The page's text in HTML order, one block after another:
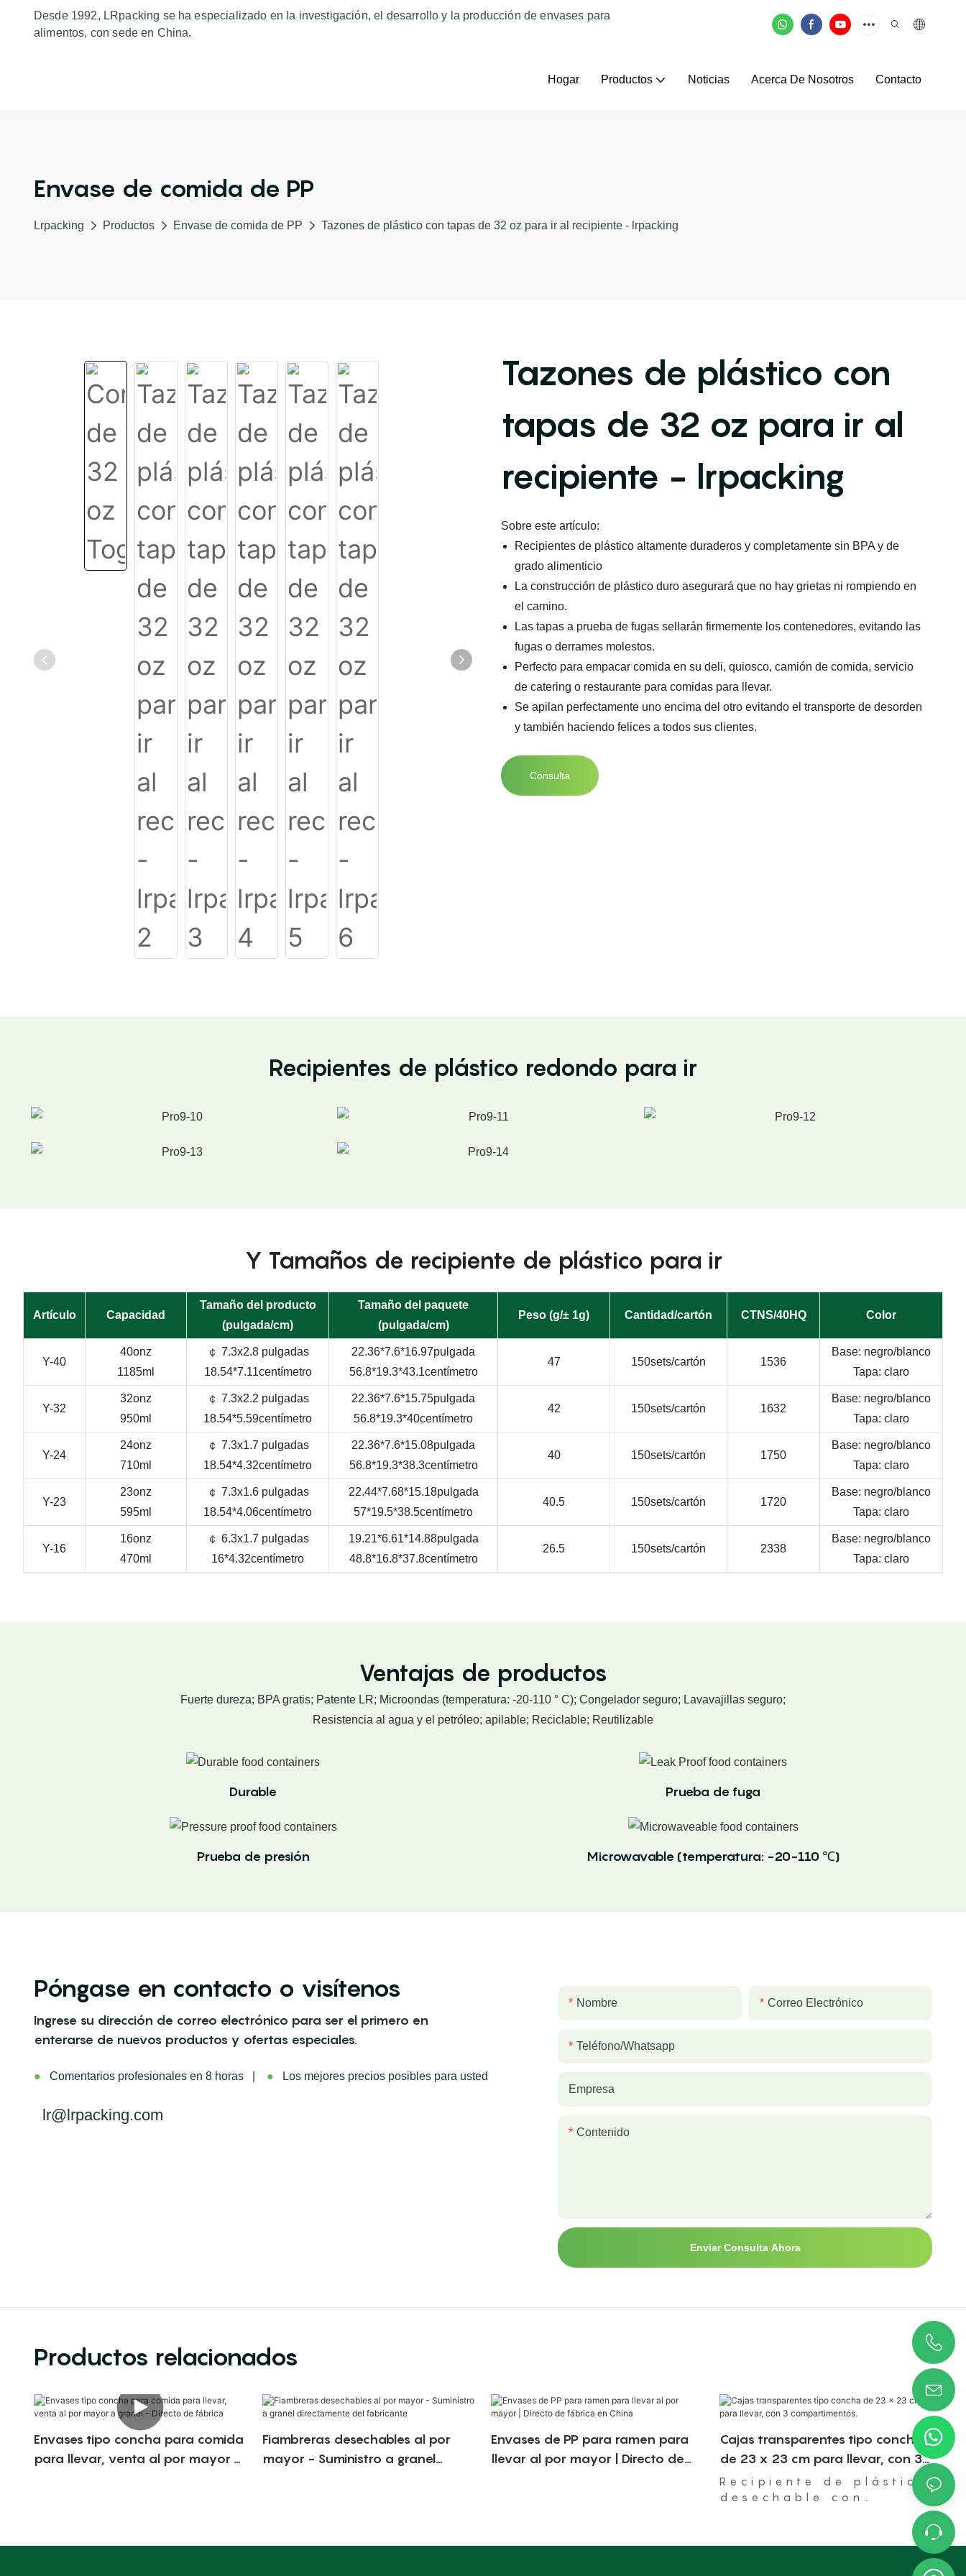
Desde 1992, LRpacking se ha especializado en la investigación, el desarrollo y la producción de envases para
alimentos, con sede en China.
Hogar Productos Noticias Acerca De Nosotros Contacto
Envase de comida de PP
Lrpacking Productos Envase de comida de PP Tazones de plástico con tapas de 32 oz para ir al recipiente - lrpacking
Tazones de plástico con
tapas de 32 oz para ir al
recipiente - lrpacking
Sobre este artículo:
Recipientes de plástico altamente duraderos y completamente sin BPA y de
grado alimenticio
La construcción de plástico duro asegurará que no hay grietas ni rompiendo en
el camino.
Las tapas a prueba de fugas sellarán firmemente los contenedores, evitando las
fugas o derrames molestos.
Perfecto para empacar comida en su deli, quiosco, camión de comida, servicio
de catering o restaurante para comidas para llevar.
Se apilan perfectamente uno encima del otro evitando el transporte de desorden
y también haciendo felices a todos sus clientes.
Consulta
Recipientes de plástico redondo para ir
Y Tamaños de recipiente de plástico para ir
Artículo Capacidad
Tamaño del producto
(pulgada/cm)
Tamaño del paquete
(pulgada/cm)
Peso (g/± 1g) Cantidad/cartón CTNS/40HQ Color
Y-40
40onz
1185ml
￠ 7.3x2.8 pulgadas
18.54*7.11centímetro
22.36*7.6*16.97pulgada
56.8*19.3*43.1centímetro
47 150sets/cartón 1536
Base: negro/blanco
Tapa: claro
Y-32
32onz
950ml
￠ 7.3x2.2 pulgadas
18.54*5.59centímetro
22.36*7.6*15.75pulgada
56.8*19.3*40centímetro
42 150sets/cartón 1632
Base: negro/blanco
Tapa: claro
Y-24
24onz
710ml
￠ 7.3x1.7 pulgadas
18.54*4.32centímetro
22.36*7.6*15.08pulgada
56.8*19.3*38.3centímetro
40 150sets/cartón 1750
Base: negro/blanco
Tapa: claro
Y-23
23onz
595ml
￠ 7.3x1.6 pulgadas
18.54*4.06centímetro
22.44*7.68*15.18pulgada
57*19.5*38.5centímetro
40.5 150sets/cartón 1720
Base: negro/blanco
Tapa: claro
Y-16
16onz
470ml
￠ 6.3x1.7 pulgadas
16*4.32centímetro
19.21*6.61*14.88pulgada
48.8*16.8*37.8centímetro
26.5 150sets/cartón 2338
Base: negro/blanco
Tapa: claro
Ventajas de productos
Fuerte dureza; BPA gratis; Patente LR; Microondas (temperatura: -20-110 ° C); Congelador seguro; Lavavajillas seguro;
Resistencia al agua y el petróleo; apilable; Reciclable; Reutilizable
Durable Prueba de fuga
Prueba de presión Microwavable (temperatura: -20-110 ℃)
Póngase en contacto o visítenos
Ingrese su dirección de correo electrónico para ser el primero en
enterarse de nuevos productos y ofertas especiales.
● Comentarios profesionales en 8 horas | ● Los mejores precios posibles para usted
lr@lrpacking.com
Nombre Correo Electrónico
Teléfono/whatsapp
Empresa
Contenido
Enviar Consulta Ahora
Productos relacionados
Envases tipo concha para comida
para llevar, venta al por mayor a
Fiambreras desechables al por
mayor - Suministro a granel
Envases de PP para ramen para
llevar al por mayor | Directo de
Cajas transparentes tipo concha
de 23 x 23 cm para llevar, con 3
compartimentos.
Recipiente de plástico
desechable con